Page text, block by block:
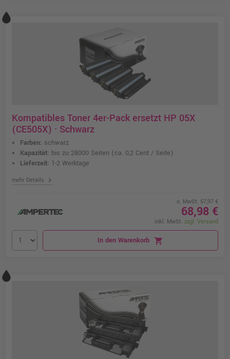
Kompatibles Toner 4er-Pack ersetzt HP 05X
(CE505X) · Schwarz
Farben: schwarz
Kapazität: bis zu 28000 Seiten (ca. 0,2 Cent / Seite)
Lieferzeit: 1-2 Werktage
mehr Details chevron_right
o. MwSt. 57,97 €
68,98 €
inkl. MwSt. zzgl. Versand
In den Warenkorb shopping_cart